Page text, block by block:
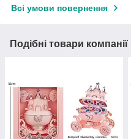
Всі умови повернення
Подібні товари компанії